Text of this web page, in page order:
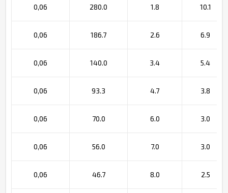
0,06 280.0 1.8 10.1
0,06 186.7 2.6 6.9
0,06 140.0 3.4 5.4
0,06 93.3 4.7 3.8
0,06 70.0 6.0 3.0
0,06 56.0 7.0 3.0
0,06 46.7 8.0 2.5